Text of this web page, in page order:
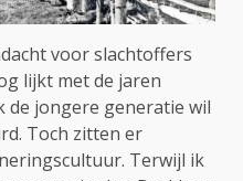
voor slachtoffers
lijkt met de jaren
de jongere generatie wil
Toch zitten er
Terwijl ik